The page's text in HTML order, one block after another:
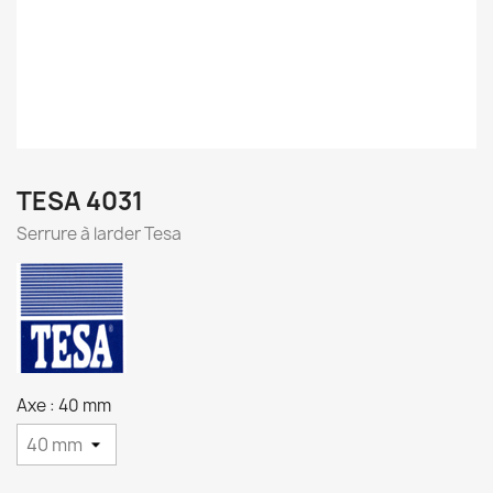
TESA 4031
Serrure à larder Tesa
Axe : 40 mm